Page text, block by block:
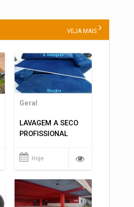
VEJA MAIS
Geral
LAVAGEM A SECO
PROFISSIONAL
Hoje